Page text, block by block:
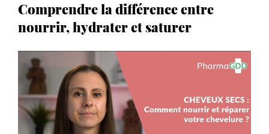
Comprendre la différence entre
nourrir, hydrater et saturer